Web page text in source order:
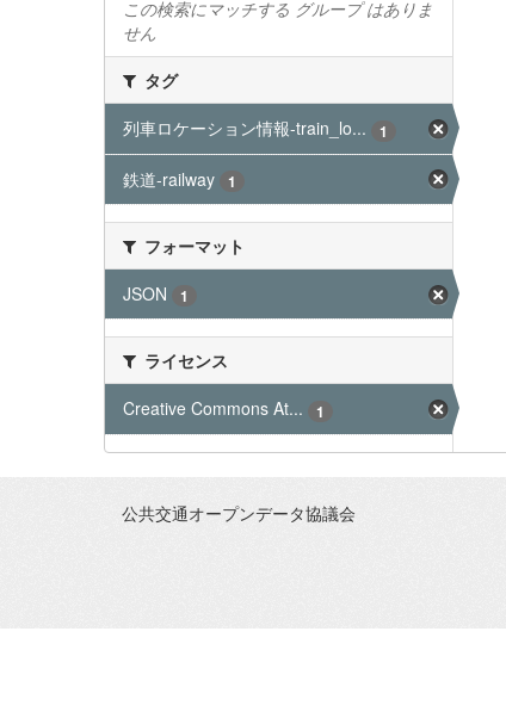
この検索にマッチする グループ はありま
せん
タグ
列車ロケーション情報-train_lo...
1
鉄道-railway 1
フォーマット
JSON
1
ライセンス
Creative Commons At...
1
公共交通オープンデータ協議会